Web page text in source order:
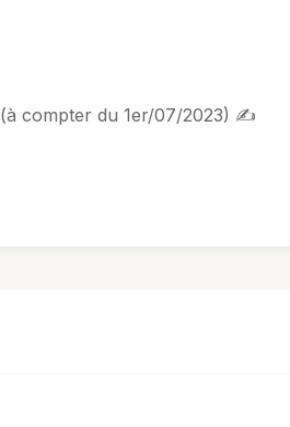
(à compter du 1er/07/2023) ✍